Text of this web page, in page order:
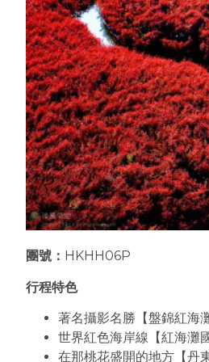
團號： HKHH06P
行程特色
著名攝影名勝【盤錦紅海
世界紅色海岸線【紅海灘
在那桃花盛開的地方【丹